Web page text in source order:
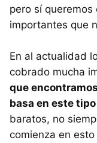
pero sí
importantes que
En al actualidad
cobrado mucha
que
basa en este
baratos, no
comienza en